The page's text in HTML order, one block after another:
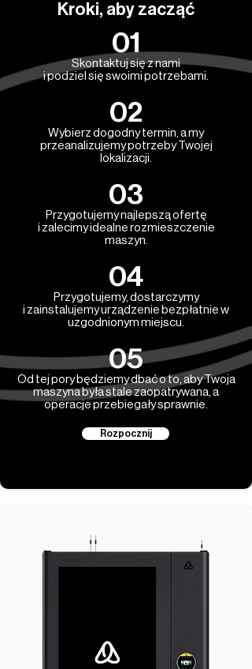
Kroki, aby zacząć
01
Skontaktuj się z nami
i podziel się swoimi potrzebami.
02
Wybierz dogodny termin, a my
przeanalizujemy potrzeby Twojej
lokalizacji.
03
Przygotujemy najlepszą ofertę
i zalecimy idealne rozmieszczenie
maszyn.
04
Przygotujemy, dostarczymy
i zainstalujemy urządzenie bezpłatnie w
uzgodnionym miejscu.
05
Od tej pory będziemy dbać o to, aby Twoja
maszyna była stale zaopatrywana, a
operacje przebiegały sprawnie.
Rozpocznij